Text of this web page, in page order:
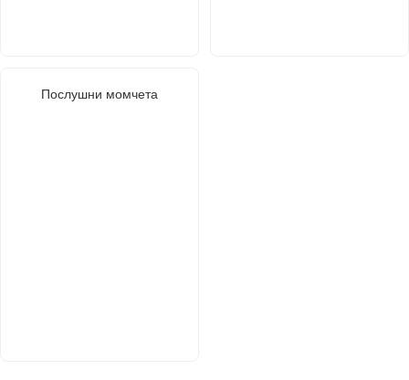
Послушни момчета